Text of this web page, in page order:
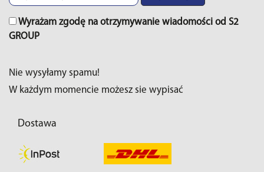
Wyrażam zgodę na otrzymywanie wiadomości od S2
GROUP
Nie wysyłamy spamu!
W każdym momencie możesz sie wypisać
Dostawa